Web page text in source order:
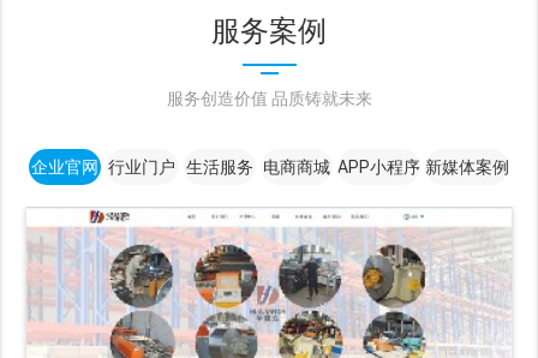
服务案例
服务创造价值 品质铸就未来
企业官网 行业门户 生活服务 电商商城 APP小程序 新媒体案例